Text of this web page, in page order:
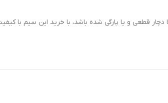
فعلی دستگاه شما دچار قطعی و یا پارگی شده باشد، با خرید این سیم